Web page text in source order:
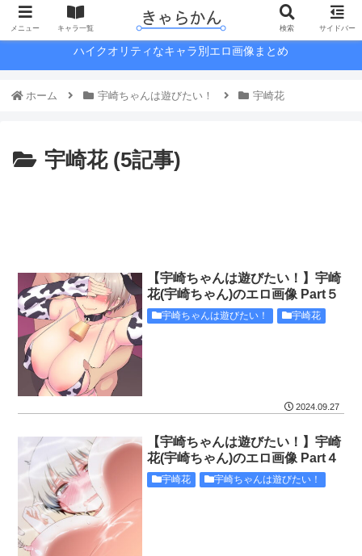
ハイクオリティなキャラ別エロ画像まとめ
ホーム 宇崎ちゃんは遊びたい！ 宇崎花
宇崎花 (5記事)
【宇崎ちゃんは遊びたい！】宇崎
花(宇崎ちゃん)のエロ画像 Part５
宇崎ちゃんは遊びたい！ 宇崎花
2024.09.27
【宇崎ちゃんは遊びたい！】宇崎
花(宇崎ちゃん)のエロ画像 Part４
宇崎花 宇崎ちゃんは遊びたい！
メニュー キャラ一覧 検索 サイドバー